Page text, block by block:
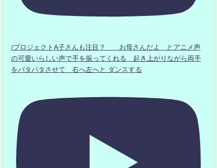
/プロジェクトA子さんも注目？ お母さんだよ とアニメ声
の可愛いらしい声で手を振ってくれる 起き上がりながら両手
をパタパタさせて 右へ左へと ダンスする